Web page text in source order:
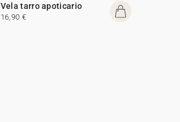
Vela tarro apoticario
16,90 €